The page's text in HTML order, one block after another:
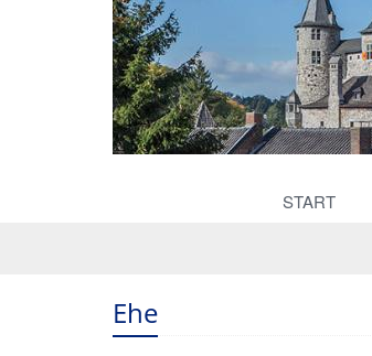
START
Ehe